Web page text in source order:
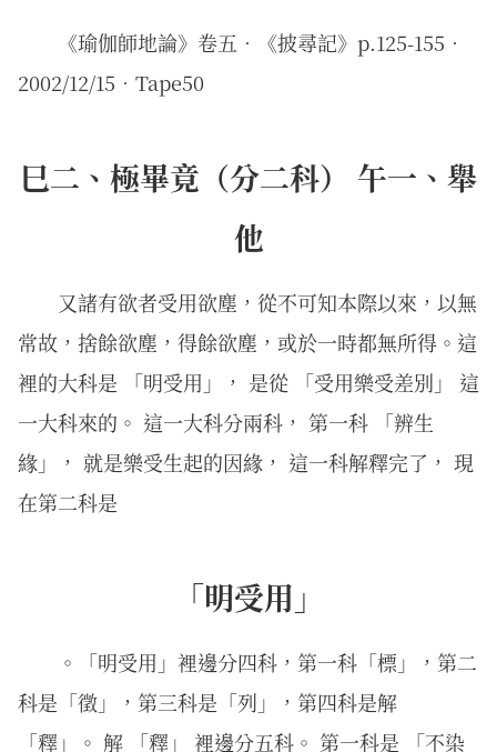
《瑜伽師地論》卷五．《披尋記》p.125-155．
2002/12/15．Tape50
巳二、極畢竟（分二科） 午一、舉
他
又諸有欲者受用欲塵，從不可知本際以來，以無
常故，捨餘欲塵，得餘欲塵，或於一時都無所得。這
裡的大科是 「明受用」， 是從 「受用樂受差別」 這
一大科來的。 這一大科分兩科， 第一科 「辨生
緣」， 就是樂受生起的因緣， 這一科解釋完了， 現
在第二科是
「明受用」
。「明受用」裡邊分四科，第一科「標」，第二
科是「徵」，第三科是「列」，第四科是解
「釋」。 解 「釋」 裡邊分五科。 第一科是 「不染